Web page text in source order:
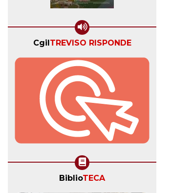
CgilTREVISO RISPONDE
BiblioTECA